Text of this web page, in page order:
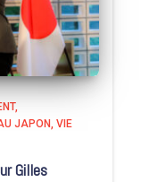
JAPON VIE
Gilles